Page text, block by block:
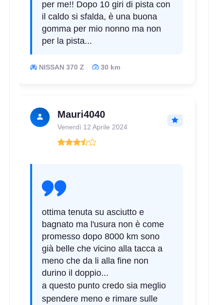
per me!! Dopo 10 giri di pista con
il caldo si sfalda, è una buona
gomma per mio nonno ma non
per la pista...
NISSAN 370 Z 30 km
Mauri4040
Venerdì 12 Aprile 2024
ottima tenuta su asciutto e
bagnato ma l'usura non è come
promesso dopo 8000 km sono
già belle che vicino alla tacca a
meno che da li alla fine non
durino il doppio...
a questo punto credo sia meglio
spendere meno e rimare sulle